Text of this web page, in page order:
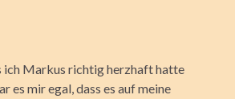
ich Markus richtig herzhaft hatte
es mir egal, dass es auf meine